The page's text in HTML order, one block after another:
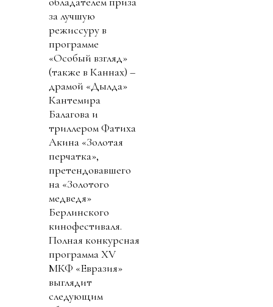
за лучшую
режиссуру в
программе
«Особый взгляд»
(также в Каннах) –
драмой «Дылда»
Кантемира
Балагова и
триллером Фатиха
Акина «Золотая
перчатка»,
претендовавшего
на «Золотого
медведя»
Берлинского
кинофестиваля.
Полная конкурсная
программа XV
МКФ «Евразия»
выглядит
следующим